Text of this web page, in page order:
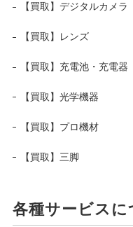
【買取】デジタルカメラ
【買取】レンズ
【買取】充電池・充電器
【買取】光学機器
【買取】プロ機材
【買取】三脚
各種サービスに